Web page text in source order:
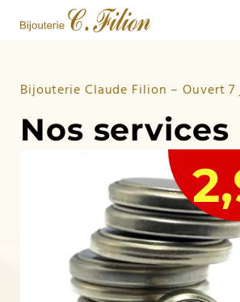
Bijouterie Claude Filion – Ouvert 7
Nos services